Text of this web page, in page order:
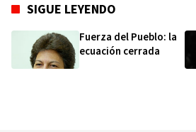
SIGUE LEYENDO
Fuerza del Pueblo: la
ecuación cerrada